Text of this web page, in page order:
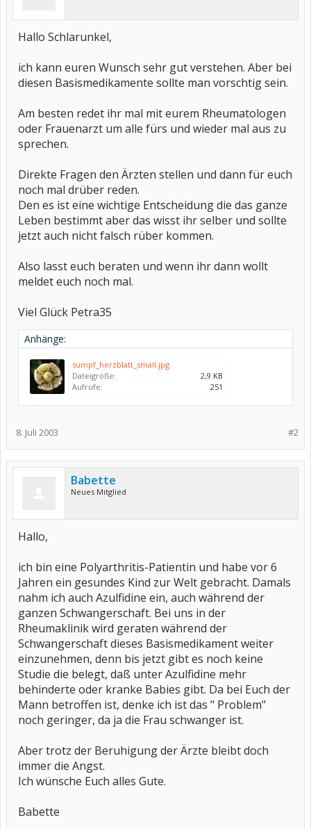
Hallo Schlarunkel,
ich kann euren Wunsch sehr gut verstehen. Aber bei
diesen Basismedikamente sollte man vorschtig sein.
Am besten redet ihr mal mit eurem Rheumatologen
oder Frauenarzt um alle fürs und wieder mal aus zu
sprechen.
Direkte Fragen den Ärzten stellen und dann für euch
noch mal drüber reden.
Den es ist eine wichtige Entscheidung die das ganze
Leben bestimmt aber das wisst ihr selber und sollte
jetzt auch nicht falsch rüber kommen.
Also lasst euch beraten und wenn ihr dann wollt
meldet euch noch mal.
Viel Glück Petra35
Anhänge:
sumpf_herzblatt_small.jpg
Dateigröße:
2,9 KB
Aufrufe:
251
#2
8. Juli 2003
Babette
Neues Mitglied
Hallo,
ich bin eine Polyarthritis-Patientin und habe vor 6
Jahren ein gesundes Kind zur Welt gebracht. Damals
nahm ich auch Azulfidine ein, auch während der
ganzen Schwangerschaft. Bei uns in der
Rheumaklinik wird geraten während der
Schwangerschaft dieses Basismedikament weiter
einzunehmen, denn bis jetzt gibt es noch keine
Studie die belegt, daß unter Azulfidine mehr
behinderte oder kranke Babies gibt. Da bei Euch der
Mann betroffen ist, denke ich ist das " Problem"
noch geringer, da ja die Frau schwanger ist.
Aber trotz der Beruhigung der Ärzte bleibt doch
immer die Angst.
Ich wünsche Euch alles Gute.
Babette